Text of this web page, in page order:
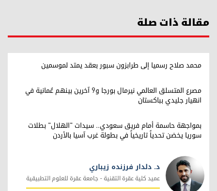
مقالة ذات صلة
محمد صلاح رسميا إلى طرابزون سبور بعقد يمتد لموسمين
مصرع المتسلق العالمي نيرمال بورجا و9 آخرين بينهم عُمانية في
انهيار جليدي بباكستان
بمواجهة حاسمة أمام فريق سعودي.. سيدات "الهلال" بطلات
سوريا يخضن تحدياً تاريخياً في بطولة غرب آسيا بالأردن
د. دلدار فرزنده زيباري
عميد كلية عقرة التقنية - جامعة عقرة للعلوم التطبيقية